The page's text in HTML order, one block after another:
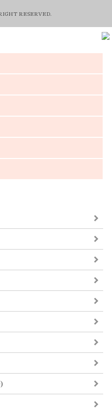
RESERVED.